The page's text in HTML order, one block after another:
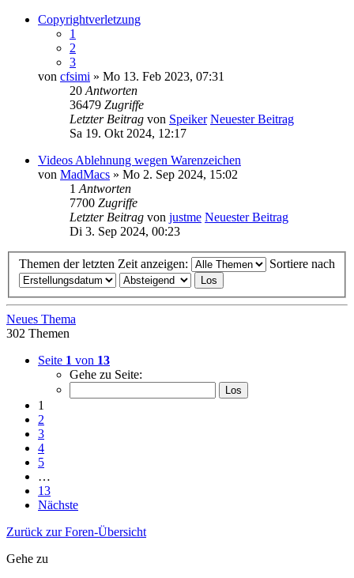
Copyrightverletzung
1
2
3
von cfsimi » Mo 13. Feb 2023, 07:31
20 Antworten
36479 Zugriffe
Letzter Beitrag von Speiker Neuester Beitrag
Sa 19. Okt 2024, 12:17
Videos Ablehnung wegen Warenzeichen
von MadMacs » Mo 2. Sep 2024, 15:02
1 Antworten
7700 Zugriffe
Letzter Beitrag von justme Neuester Beitrag
Di 3. Sep 2024, 00:23
Themen der letzten Zeit anzeigen: Sortiere nach
Neues Thema
302 Themen
Seite 1 von 13
Gehe zu Seite:
1
2
3
4
5
…
13
Nächste
Zurück zur Foren-Übersicht
Gehe zu